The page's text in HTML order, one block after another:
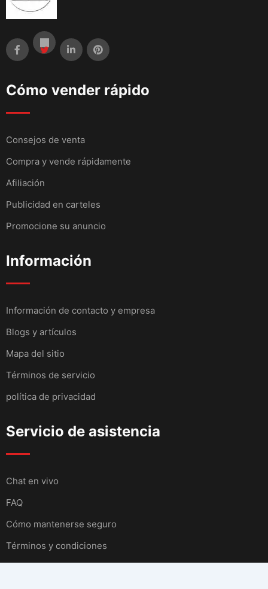
Cómo vender rápido
Consejos de venta
Compra y vende rápidamente
Afiliación
Publicidad en carteles
Promocione su anuncio
Información
Información de contacto y empresa
Blogs y artículos
Mapa del sitio
Términos de servicio
política de privacidad
Servicio de asistencia
Chat en vivo
FAQ
Cómo mantenerse seguro
Términos y condiciones